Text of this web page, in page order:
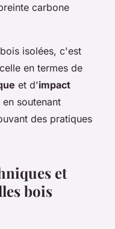
carbone
isolées, c'est
en termes de
et d'impact
soutenant
des pratiques
et
bois